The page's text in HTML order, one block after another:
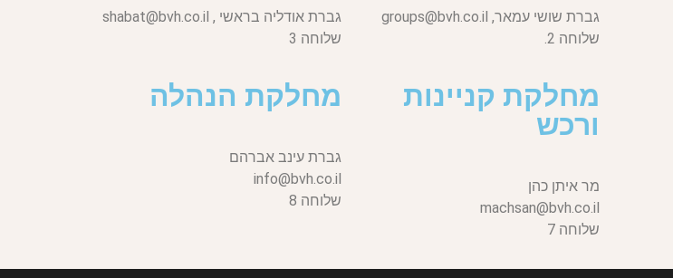
גברת שושי עמאר, groups@bvh.co.il
שלוחה 2.
גברת אודליה בראשי , shabat@bvh.co.il
שלוחה 3
מחלקת קניינות
ורכש
מר איתן כהן
machsan@bvh.co.il
שלוחה 7
מחלקת הנהלה
גברת עינב אברהם
info@bvh.co.il
שלוחה 8